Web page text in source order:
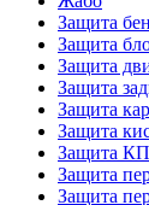
Защита
Защита
Защита
Защита
Защита
Защита
Защита
Защита
Защита